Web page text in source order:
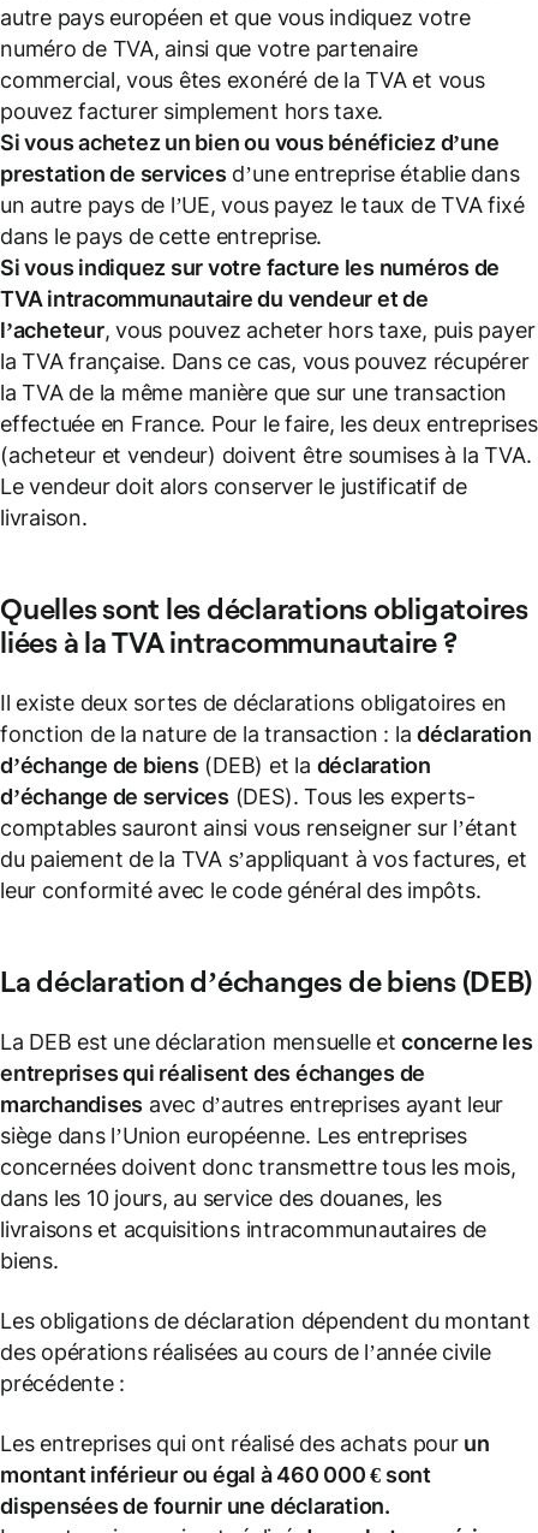
autre pays européen et que vous indiquez votre
numéro de TVA, ainsi que votre partenaire
commercial, vous êtes exonéré de la TVA et vous
pouvez facturer simplement hors taxe.
Si vous achetez un bien ou vous bénéficiez d’une
prestation de services d’une entreprise établie dans
un autre pays de l’UE, vous payez le taux de TVA fixé
dans le pays de cette entreprise.
Si vous indiquez sur votre facture les numéros de
TVA intracommunautairedu vendeur et de
l’acheteur, vous pouvez acheter hors taxe, puis payer
la TVA française. Dans ce cas, vous pouvez récupérer
la TVA de la même manière que sur une transaction
effectuée en France. Pour le faire, les deux entreprises
(acheteur et vendeur) doivent être soumises à la TVA.
Le vendeur doit alors conserver le justificatif de
livraison.
Quelles sont les déclarations obligatoires
liées à la TVA intracommunautaire ?
Il existe deux sortes de déclarations obligatoires en
fonction de la nature de la transaction : ladéclaration
d’échange de biens (DEB) et la déclaration
d’échange de services (DES). Tous les experts-
comptables sauront ainsi vous renseigner sur l’étant
du paiement de la TVA s’appliquant à vos factures, et
leur conformité avec le code général des impôts.
Ladéclaration d’échanges de biens(DEB)
La DEB est une déclaration mensuelle etconcerne les
entreprises qui réalisent des échanges de
marchandises avec d’autres entreprises ayant leur
siège dans l’Union européenne. Les entreprises
concernées doivent donc transmettre tous les mois,
dans les 10 jours, au service des douanes, les
livraisons et acquisitions intracommunautaires de
biens.
Les obligations de déclaration dépendent du montant
des opérations réalisées au cours de l’année civile
précédente :
Les entreprises qui ont réalisé des achats pour un
montant inférieur ou égal à 460 000 € sont
dispensées de fournir une déclaration.